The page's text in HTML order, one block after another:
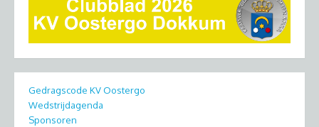
Gedragscode KV Oostergo
Wedstrijdagenda
Sponsoren